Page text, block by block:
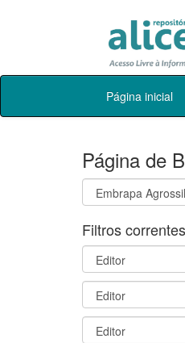
Skip
Página inicial
Página de
Filtros